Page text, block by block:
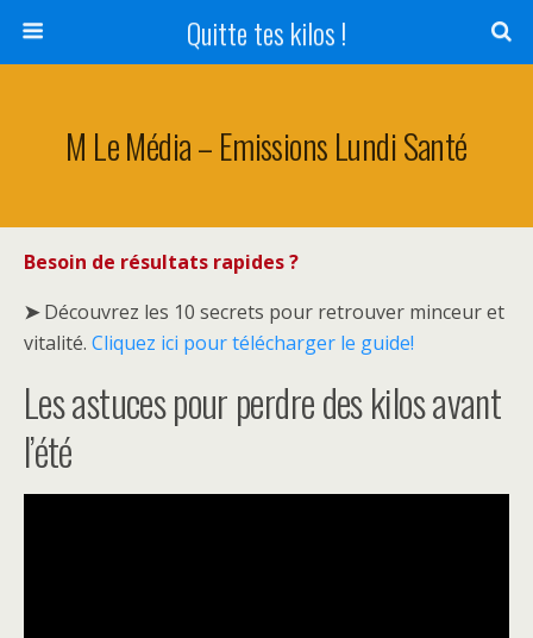
Quitte tes kilos !
M Le Média – Emissions Lundi Santé
Besoin de résultats rapides ?
➤Découvrez les 10 secrets pour retrouver minceur et
vitalité. Cliquez ici pour télécharger le guide!
Les astuces pour perdre des kilos avant
l’été